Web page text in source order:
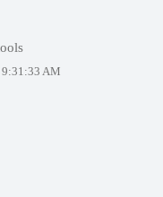
AM